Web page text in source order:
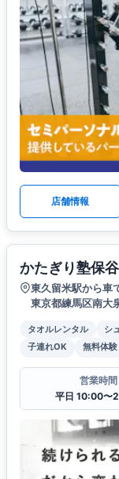
店舗情報
かたぎり塾保
東久留米駅から車
東京都練馬区南大
タオルレンタル シ
子連れOK
無料体験
営業時間
平日 10:00〜